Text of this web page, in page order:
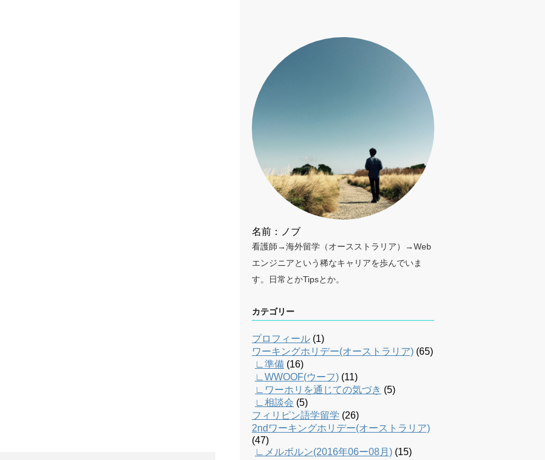
名前：ノブ
看護師→海外留学（オースストラリア）→Web
エンジニアという稀なキャリアを歩んでいま
す。日常とかTipsとか。
カテゴリー
プロフィール (1)
ワーキングホリデー(オーストラリア) (65)
∟準備 (16)
∟WWOOF(ウーフ) (11)
∟ワーホリを通じての気づき (5)
∟相談会 (5)
フィリピン語学留学 (26)
2ndワーキングホリデー(オーストラリア)
(47)
∟メルボルン(2016年06ー08月) (15)